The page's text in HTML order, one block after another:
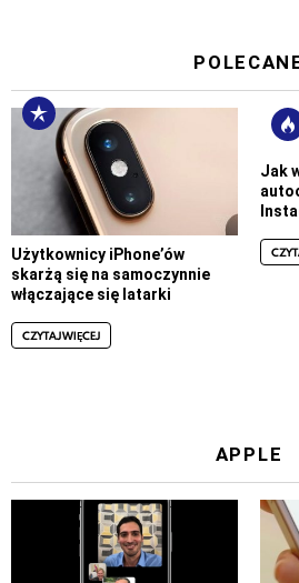
Użytkownicy iPhone’ów
skarżą się na samoczynnie
włączające się latarki
CZYTAJ WIĘCEJ
Jak
APPLE